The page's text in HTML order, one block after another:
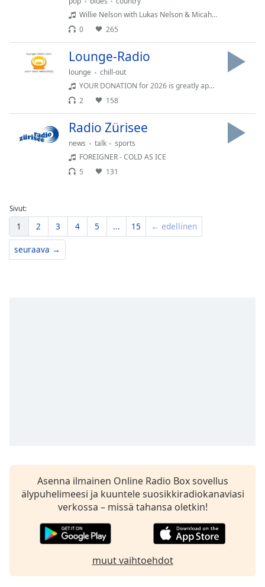
Willie Nelson with Lukas Nelson & Micah Nelson - It's hard to be humble
0
265
Lounge-Radio
lounge
chill-out
YOUR DONATION for 2026 is greatly appreciated -
2
158
Radio Zürisee
news talk
sports
FOREIGNER - COLD AS ICE
5
131
Sivut:
1 2 3 4 5 ... 15 ← edellinen
seuraava →
Asenna ilmainen Online Radio Box sovellus
älypuhelimeesi ja kuuntele suosikkiradiokanaviasi
verkossa – missä tahansa oletkin!
muut vaihtoehdot